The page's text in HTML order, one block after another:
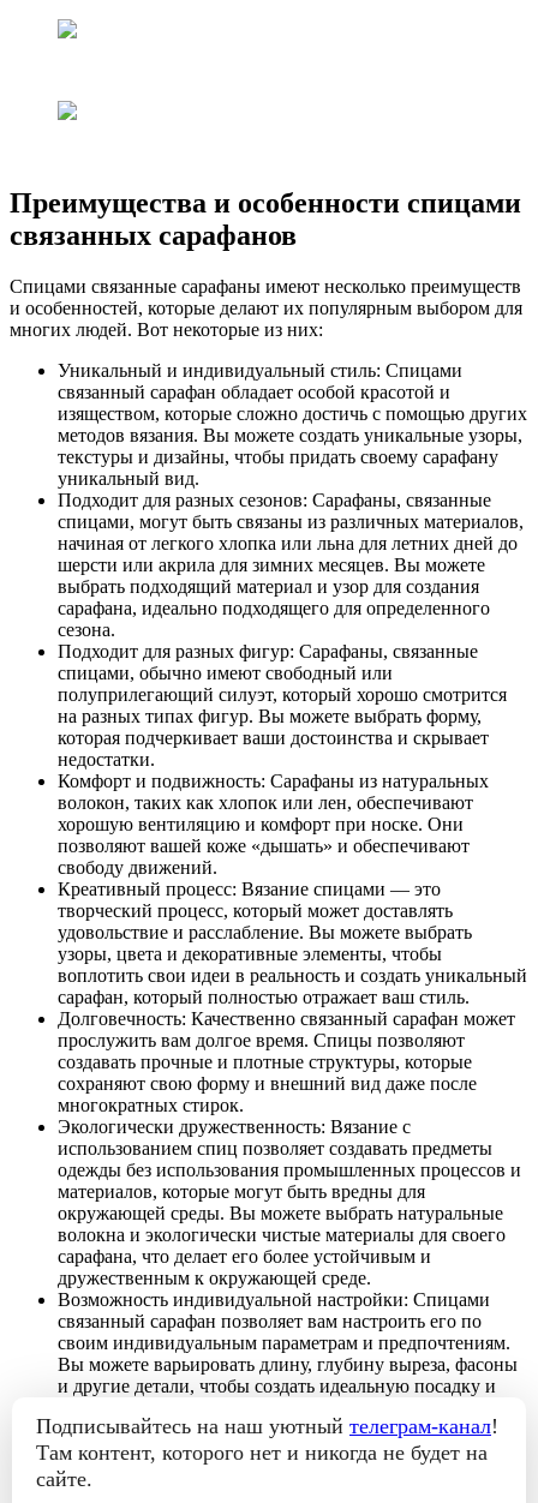
Преимущества и особенности спицами
связанных сарафанов
Спицами связанные сарафаны имеют несколько преимуществ
и особенностей, которые делают их популярным выбором для
многих людей. Вот некоторые из них:
Уникальный и индивидуальный стиль: Спицами
связанный сарафан обладает особой красотой и
изяществом, которые сложно достичь с помощью других
методов вязания. Вы можете создать уникальные узоры,
текстуры и дизайны, чтобы придать своему сарафану
уникальный вид.
Подходит для разных сезонов: Сарафаны, связанные
спицами, могут быть связаны из различных материалов,
начиная от легкого хлопка или льна для летних дней до
шерсти или акрила для зимних месяцев. Вы можете
выбрать подходящий материал и узор для создания
сарафана, идеально подходящего для определенного
сезона.
Подходит для разных фигур: Сарафаны, связанные
спицами, обычно имеют свободный или
полуприлегающий силуэт, который хорошо смотрится
на разных типах фигур. Вы можете выбрать форму,
которая подчеркивает ваши достоинства и скрывает
недостатки.
Комфорт и подвижность: Сарафаны из натуральных
волокон, таких как хлопок или лен, обеспечивают
хорошую вентиляцию и комфорт при носке. Они
позволяют вашей коже «дышать» и обеспечивают
свободу движений.
Креативный процесс: Вязание спицами — это
творческий процесс, который может доставлять
удовольствие и расслабление. Вы можете выбрать
узоры, цвета и декоративные элементы, чтобы
воплотить свои идеи в реальность и создать уникальный
сарафан, который полностью отражает ваш стиль.
Долговечность: Качественно связанный сарафан может
прослужить вам долгое время. Спицы позволяют
создавать прочные и плотные структуры, которые
сохраняют свою форму и внешний вид даже после
многократных стирок.
Экологически дружественность: Вязание с
использованием спиц позволяет создавать предметы
одежды без использования промышленных процессов и
материалов, которые могут быть вредны для
окружающей среды. Вы можете выбрать натуральные
волокна и экологически чистые материалы для своего
сарафана, что делает его более устойчивым и
дружественным к окружающей среде.
Возможность индивидуальной настройки: Спицами
связанный сарафан позволяет вам настроить его по
своим индивидуальным параметрам и предпочтениям.
Вы можете варьировать длину, глубину выреза, фасоны
и другие детали, чтобы создать идеальную посадку и
Ручная работа и уникальность: Связывание сарафана
спицами требует некоторого времени и усилий, что
делает его особым и уникальным. Каждый сарафан,
Подписывайтесь на наш уютный телеграм-канал!
Там контент, которого нет и никогда не будет на
сайте.